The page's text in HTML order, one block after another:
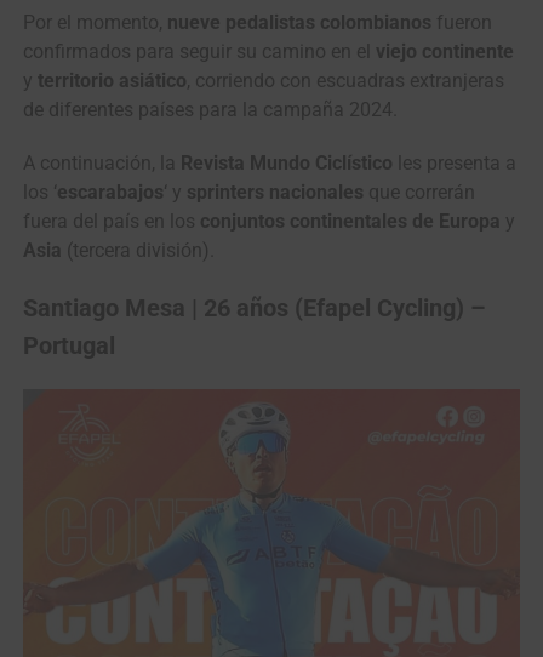
Por el momento, nueve pedalistas colombianos fueron
confirmados para seguir su camino en el viejo continente
y territorio asiático, corriendo con escuadras extranjeras
de diferentes países para la campaña 2024.
A continuación, la Revista Mundo Ciclístico les presenta a
los ‘escarabajos‘ y sprinters nacionales que correrán
fuera del país en los conjuntos continentales de Europa y
Asia (tercera división).
Santiago Mesa | 26 años (Efapel Cycling) –
Portugal